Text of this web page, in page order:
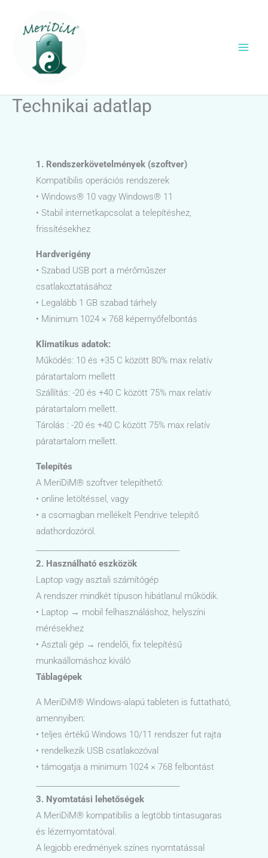
Technikai adatlap
1. Rendszerkövetelmények (szoftver)
Kompatibilis operációs rendszerek
• Windows® 10 vagy Windows® 11
• Stabil internetkapcsolat a telepítéshez,
frissítésekhez
Hardverigény
• Szabad USB port a mérőműszer
csatlakoztatásához
• Legalább 1 GB szabad tárhely
• Minimum 1024 × 768 képernyőfelbontás
Klimatikus adatok:
Működés: 10 és +35 C között 80% max relatív
páratartalom mellett
Szállítás: -20 és +40 C között 75% max relatív
páratartalom mellett.
Tárolás : -20 és +40 C között 75% max relatív
páratartalom mellett.
Telepítés
A MeriDiM® szoftver telepíthető:
• online letöltéssel, vagy
• a csomagban mellékelt Pendrive telepítő
adathordozóról.
2. Használható eszközök
Laptop vagy asztali számítógép
A rendszer mindkét típuson hibátlanul működik.
• Laptop → mobil felhasználáshoz, helyszíni
mérésekhez
• Asztali gép → rendelői, fix telepítésű
munkaállomáshoz kiváló
Táblagépek
A MeriDiM® Windows-alapú tableten is futtatható,
amennyiben:
• teljes értékű Windows 10/11 rendszer fut rajta
• rendelkezik USB csatlakozóval
• támogatja a minimum 1024 × 768 felbontást
3. Nyomtatási lehetőségek
A MeriDiM® kompatibilis a legtöbb tintasugaras
és lézernyomtatóval.
A legjobb eredmények színes nyomtatással